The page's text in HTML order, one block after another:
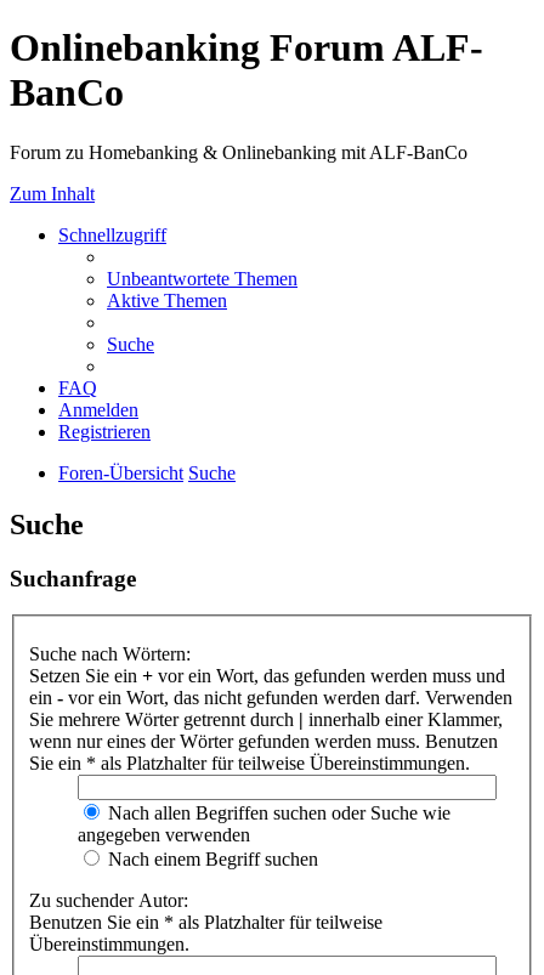
Onlinebanking Forum ALF-
BanCo
Forum zu Homebanking & Onlinebanking mit ALF-BanCo
Zum Inhalt
Schnellzugriff
Unbeantwortete Themen
Aktive Themen
Suche
FAQ
Anmelden
Registrieren
Foren-Übersicht Suche
Suche
Suchanfrage
Suche nach Wörtern:
Setzen Sie ein + vor ein Wort, das gefunden werden muss und
ein - vor ein Wort, das nicht gefunden werden darf. Verwenden
Sie mehrere Wörter getrennt durch | innerhalb einer Klammer,
wenn nur eines der Wörter gefunden werden muss. Benutzen
Sie ein * als Platzhalter für teilweise Übereinstimmungen.
Nach allen Begriffen suchen oder Suche wie
angegeben verwenden
Nach einem Begriff suchen
Zu suchender Autor:
Benutzen Sie ein * als Platzhalter für teilweise
Übereinstimmungen.